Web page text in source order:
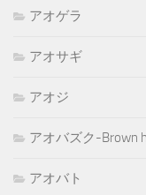
アオゲラ
アオサギ
アオジ
アオバズク-Brown
アオバト